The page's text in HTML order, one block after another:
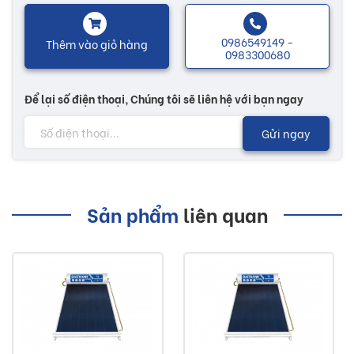
thép không gỉ siêu bền và an toàn thực phẩm, đảm bảo khả
năng giữ nhiệt lên đến 120 giờ.
Chân máy thế hệ mới đảm bảo độ vững chắc và chịu lực
tốt, vỏ bình chịu được các kiểu thời tiết khắc nghiệt sẽ đảm
bảo sản phẩm luôn bền theo thời gian.
Nhiều mẫu mã đa dạng, sẽ có thêm nhiều sự lựa chọn tùy
năng lượng mặt trời được thiết kế phù hợp với mọi không
gian và mọi loại thời tiết...
Hình ảnh quý khách đang xem có thể khác 2/10 so
với thực tế do công nghệ chụp hình và ánh sáng.
Thêm vào giỏ hàng 0986549149 -
0983300680
Để lại số điện thoại, Chúng tôi sẽ liên hệ với bạn ngay
Gửi ngay
Sản phẩm liên quan